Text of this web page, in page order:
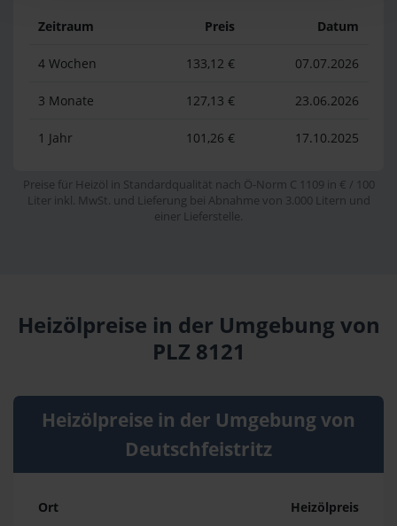
Zeitraum Preis Datum
4 Wochen 133,12 € 07.07.2026
3 Monate 127,13 € 23.06.2026
1 Jahr 101,26 € 17.10.2025
Preise für Heizöl in Standardqualität nach Ö-Norm C 1109 in € / 100
Liter inkl. MwSt. und Lieferung bei Abnahme von 3.000 Litern und
einer Lieferstelle.
Heizölpreise in der Umgebung von
PLZ 8121
Heizölpreise in der Umgebung von
Deutschfeistritz
Ort Heizölpreis